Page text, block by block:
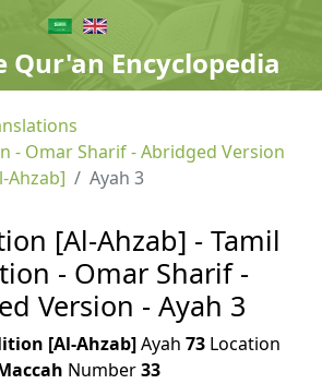
Qur'an Encyclopedia
- Omar Sharif - Abridged Version
Ahzab]
Ayah 3
[Al-Ahzab] - Tamil
- Omar Sharif -
Version - Ayah 3
[Al-Ahzab]Ayah 73 Location
Number33